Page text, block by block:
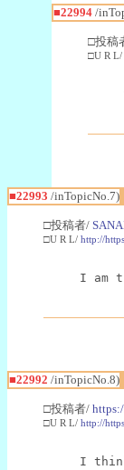
■22994/
□投稿
□U R L/
■22993 /inTopicNo.7)
□投稿者/
□U R L/ http://
I am
■22992 /inTopicNo.8)
□投稿者/
□U R L/ http://
I